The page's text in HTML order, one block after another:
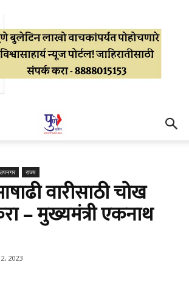
राज्य
वारीसाठी चोख
– मुख्यमंत्री एकनाथ
2023